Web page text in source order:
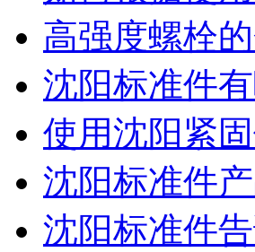
高强度螺栓
沈阳标准件
使用沈阳紧
沈阳标准件
沈阳标准件​